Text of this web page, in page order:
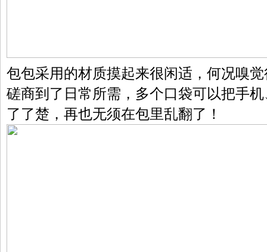
包包采用的材质摸起来很闲适，何况嗅
磋商到了日常所需，多个口袋可以把手
了了楚，再也无须在包里乱翻了！